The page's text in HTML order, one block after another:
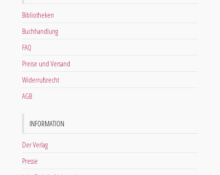
Bibliotheken
Buchhandlung
FAQ
Preise und Versand
Widerrufsrecht
AGB
INFORMATION
Der Verlag
Presse